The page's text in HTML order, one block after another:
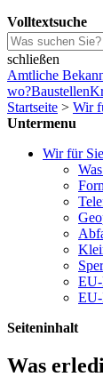
Volltextsuche
schließen
Amtliche
wo?Baustellen
Startseite > Wir
Untermenu
Wir für Sie
Seiteninhalt
Was